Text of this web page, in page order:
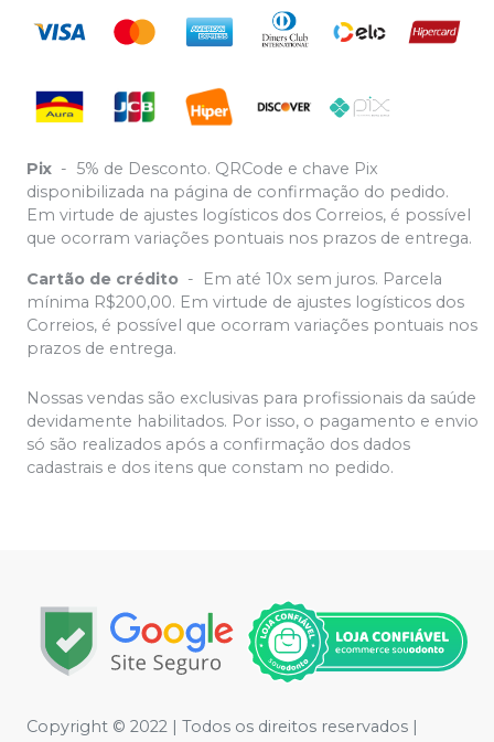
Pix - 5% de Desconto. QRCode e chave Pix
disponibilizada na página de confirmação do pedido.
Em virtude de ajustes logísticos dos Correios, é possível
que ocorram variações pontuais nos prazos de entrega.
Cartão de crédito -
Em até 10x sem juros. Parcela
mínima R$200,00. Em virtude de ajustes logísticos dos
Correios, é possível que ocorram variações pontuais nos
prazos de entrega.
Nossas vendas são exclusivas para profissionais da saúde
devidamente habilitados. Por isso, o pagamento e envio
só são realizados após a confirmação dos dados
cadastrais e dos itens que constam no pedido.
Copyright © 2022 | Todos os direitos reservados |